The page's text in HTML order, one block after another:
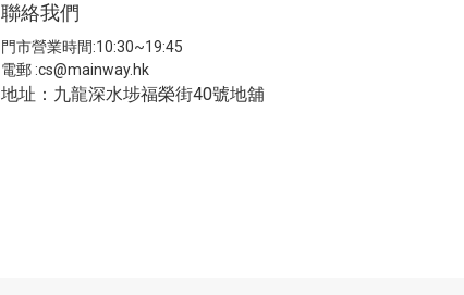
聯絡我們
門市營業時間:10:30~19:45
電郵 :cs@mainway.hk
地址：九龍深水埗福榮街40號地舖